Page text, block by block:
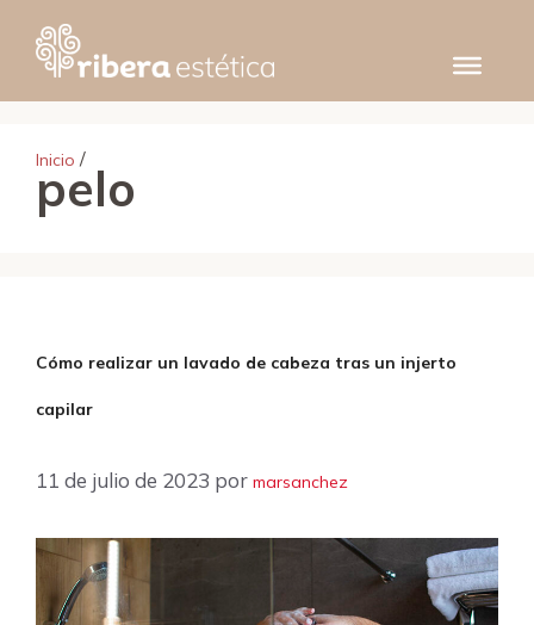
contenido
Inicio /
pelo
Cómo realizar un lavado de cabeza tras un injerto
capilar
11 de julio de 2023 por marsanchez